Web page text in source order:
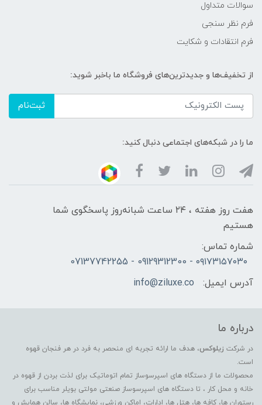
سوالات متداول
فرم نظر سنجی
فرم انتقادات و شکایت
از تخفیف‌ها و جدیدترین‌های فروشگاه ما باخبر شوید:
ثبت‌نام
ما را در شبکه‌های اجتماعی دنبال کنید:
هفت روز هفته ، ۲۴ ساعت شبانه‌روز پاسخگوی شما
هستیم
شماره تماس:
۰۹۱۷۳۱۵۷۰۳۰ - 09129312300 - 07137742255
آدرس ایمیل:
info@ziluxe.co
درباره ما
در شرکت زیلوکس، هدف ما ارائه تجربه ای منحصر به فرد در هر فنجان قهوه
است.
محصولات ما از دستگاه های اسپرسوساز تمام اتوماتیک برای لذت بردن از قهوه در
خانه و محل کار ، تا دستگاه های اسپرسوساز صنعتی مولتی بویلر مناسب برای
رستوران ها، کافه ها، هتل ها، ادارات، اماکن ورزشی، نمایشگاه ها، سالن همایش و